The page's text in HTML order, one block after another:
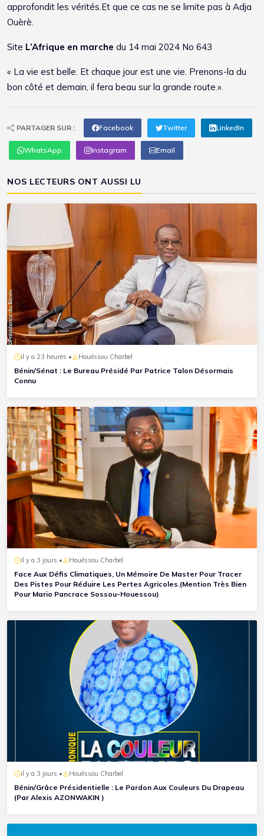
approfondit les vérités.Et que ce cas ne se limite pas à Adja
Ouèrè.
Site L’Afrique en marche du 14 mai 2024 No 643
« La vie est belle. Et chaque jour est une vie. Prenons-la du
bon côté et demain, il fera beau sur la grande route.».
PARTAGER SUR : Facebook Twitter LinkedIn
WhatsApp Instagram Email
NOS LECTEURS ONT AUSSI LU
il y a 23 heures • Houéssou Charbel
Bénin/Sénat : Le Bureau Présidé Par Patrice Talon Désormais
Connu
il y a 3 jours • Houéssou Charbel
Face Aux Défis Climatiques, Un Mémoire De Master Pour Tracer
Des Pistes Pour Réduire Les Pertes Agricoles.(Mention Très Bien
Pour Mario Pancrace Sossou-Houessou)
il y a 3 jours • Houéssou Charbel
Bénin/Grâce Présidentielle : Le Pardon Aux Couleurs Du Drapeau
(Par Alexis AZONWAKIN )